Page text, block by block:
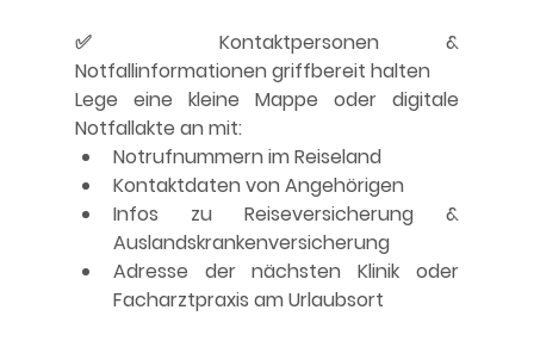
✅ Kontaktpersonen &
Notfallinformationen griffbereit halten
Lege eine kleine Mappe oder digitale
Notfallakte an mit:
Notrufnummern im Reiseland
Kontaktdaten von Angehörigen
Infos zu Reiseversicherung &
Auslandskrankenversicherung
Adresse der nächsten Klinik oder
Facharztpraxis am Urlaubsort